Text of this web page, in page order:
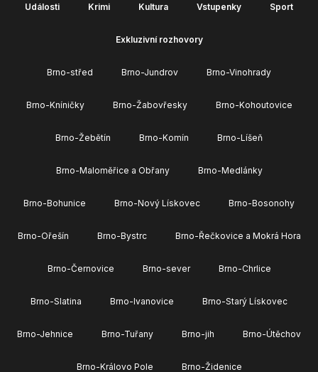
Události Krimi Kultura Vstupenky Sport
Exkluzivní rozhovory
Brno-střed Brno-Jundrov Brno-Vinohrady
Brno-Kníničky Brno-Žabovřesky Brno-Kohoutovice
Brno-Žebětín Brno-Komín Brno-Líšeň
Brno-Maloměřice a Obřany Brno-Medlánky
Brno-Bohunice Brno-Nový Lískovec Brno-Bosonohy
Brno-Ořešín Brno-Bystrc Brno-Řečkovice a Mokrá Hora
Brno-Černovice Brno-sever Brno-Chrlice
Brno-Slatina Brno-Ivanovice Brno-Starý Lískovec
Brno-Jehnice Brno-Tuřany Brno-jih Brno-Útěchov
Brno-Královo Pole Brno-Židenice